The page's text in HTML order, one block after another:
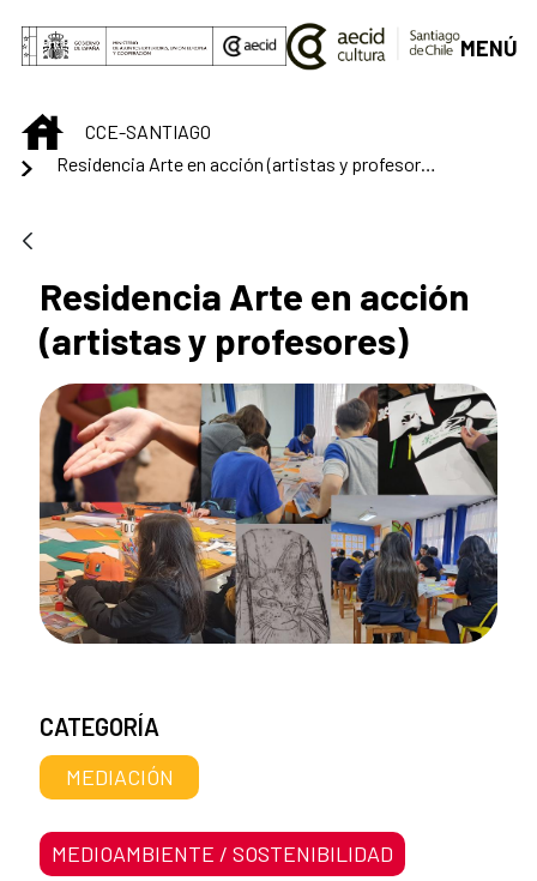
Saltar al contenido principal
MENÚ
INICIOCCE-SANTIAGO
Residencia Arte en acción (artistas y profesores)
Residencia Arte en acción
(artistas y profesores)
CATEGORÍA
MEDIACIÓN
MEDIOAMBIENTE / SOSTENIBILIDAD